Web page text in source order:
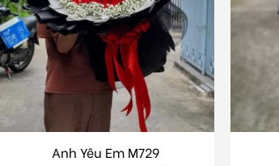
Anh Yêu Em M729